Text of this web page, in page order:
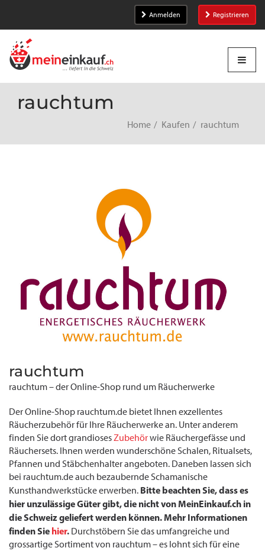
Anmelden Registrieren
rauchtum
Home Kaufen rauchtum
rauchtum
rauchtum – der Online-Shop rund um Räucherwerke
Der Online-Shop rauchtum.de bietet Ihnen exzellentes
Räucherzubehör für Ihre Räucherwerke an. Unter anderem
finden Sie dort grandiosesZubehörwie Räuchergefässe und
Räuchersets. Ihnen werden wunderschöne Schalen, Ritualsets,
Pfannen und Stäbchenhalter angeboten. Daneben lassen sich
bei rauchtum.de auch bezaubernde Schamanische
Kunsthandwerkstücke erwerben. Bitte beachten Sie, dass es
hier unzulässige Güter gibt, die nicht von MeinEinkauf.ch in
die Schweiz geliefert werden können. Mehr Informationen
finden Sie hier. Durchstöbern Sie das umfangreiche und
grossartige Sortiment von rauchtum – es lohnt sich für eine